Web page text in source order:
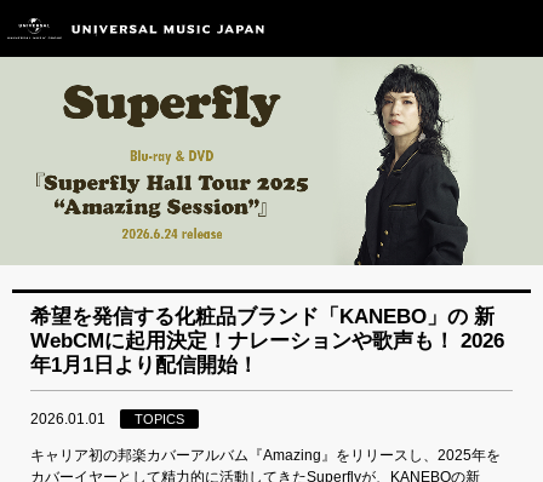
希望を発信する化粧品ブランド「KANEBO」の 新
WebCMに起用決定！ナレーションや歌声も！ 2026
年1月1日より配信開始！
2026.01.01 TOPICS
キャリア初の邦楽カバーアルバム『Amazing』をリリースし、2025年を
カバーイヤーとして精力的に活動してきたSuperflyが、KANEBOの新